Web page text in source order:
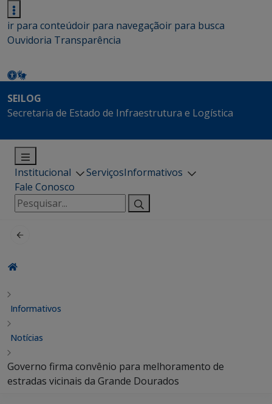
ir para conteúdoir para navegaçãoir para busca
Ouvidoria Transparência
SEILOG
Secretaria de Estado de Infraestrutura e Logística
Institucional ServiçosInformativos
Fale Conosco
Pesquisar
por:
Informativos
Notícias
Governo firma convênio para melhoramento de
estradas vicinais da Grande Dourados